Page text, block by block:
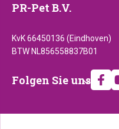
PR-Pet B.V.
KvK 66450136 (Eindhoven)
BTW NL856558837B01
Folgen
uns
Folgen Sie uns